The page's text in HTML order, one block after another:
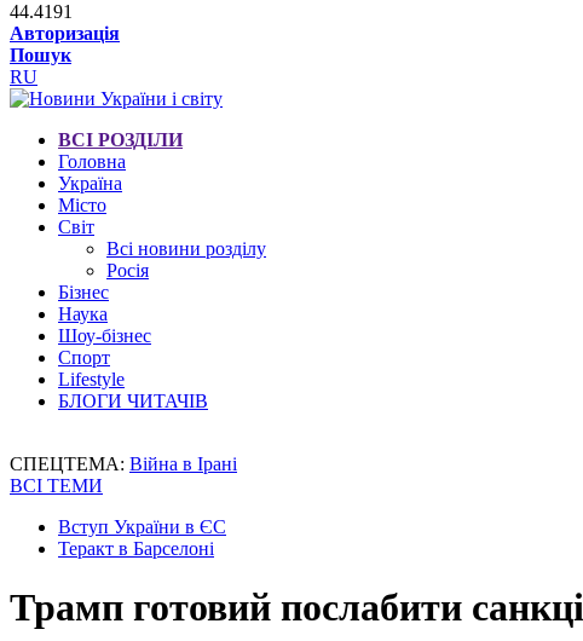
44.4191
Авторизація
Пошук
RU
ВСІ РОЗДІЛИ
Головна
Україна
Місто
Світ
Всі новини розділу
Росія
Бізнес
Наука
Шоу-бізнес
Спорт
Lifestyle
БЛОГИ ЧИТАЧІВ
СПЕЦТЕМА: Війна в Ірані
ВСІ ТЕМИ
Вступ України в ЄС
Теракт в Барселоні
Трамп готовий послабити